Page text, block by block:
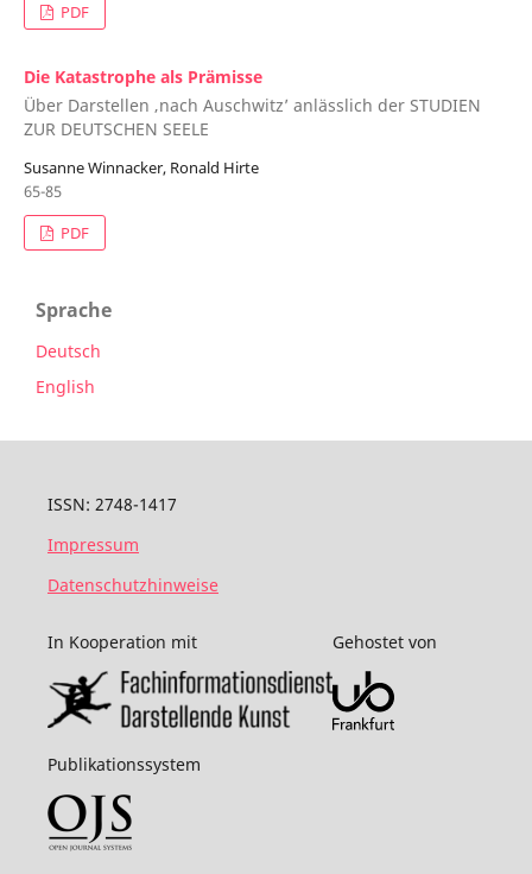
PDF
Die Katastrophe als Prämisse
Über Darstellen ‚nach Auschwitz’ anlässlich der STUDIEN
ZUR DEUTSCHEN SEELE
Susanne Winnacker, Ronald Hirte
65-85
PDF
Sprache
Deutsch
English
ISSN: 2748-1417
Impressum
Datenschutzhinweise
In Kooperation mit Gehostet von
Publikationssystem